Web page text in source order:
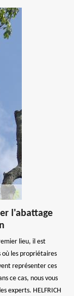
l'abattage
lieu, il est
où les propriétaires
représenter ces
ce cas, nous vous
experts. HELFRICH